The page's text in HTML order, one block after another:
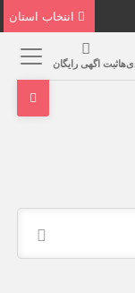
ثبت اگهی رایگان